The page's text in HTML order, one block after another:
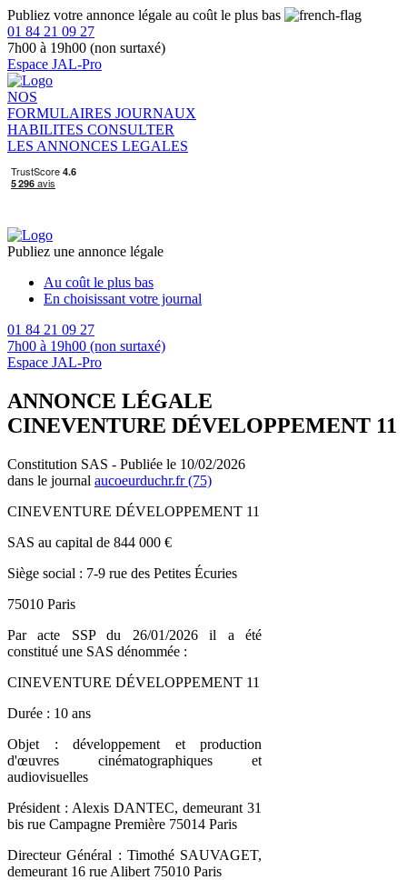
Publiez votre annonce légale au coût le plus bas
01 84 21 09 27
7h00 à 19h00 (non surtaxé)
Espace JAL-Pro
NOS
FORMULAIRES JOURNAUX
HABILITES CONSULTER
LES ANNONCES LEGALES
Publiez une annonce légale
Au coût le plus bas
En choisissant votre journal
01 84 21 09 27
7h00 à 19h00 (non surtaxé)
Espace JAL-Pro
ANNONCE LÉGALE
CINEVENTURE DÉVELOPPEMENT 11
Constitution SAS - Publiée le 10/02/2026
dans le journal aucoeurduchr.fr (75)
CINEVENTURE DÉVELOPPEMENT 11
SAS au capital de 844 000 €
Siège social : 7-9 rue des Petites Écuries
75010 Paris
Par acte SSP du 26/01/2026 il a été
constitué une SAS dénommée :
CINEVENTURE DÉVELOPPEMENT 11
Durée : 10 ans
Objet : développement et production
d'œuvres cinématographiques et
audiovisuelles
Président : Alexis DANTEC, demeurant 31
bis rue Campagne Première 75014 Paris
Directeur Général : Timothé SAUVAGET,
demeurant 16 rue Alibert 75010 Paris